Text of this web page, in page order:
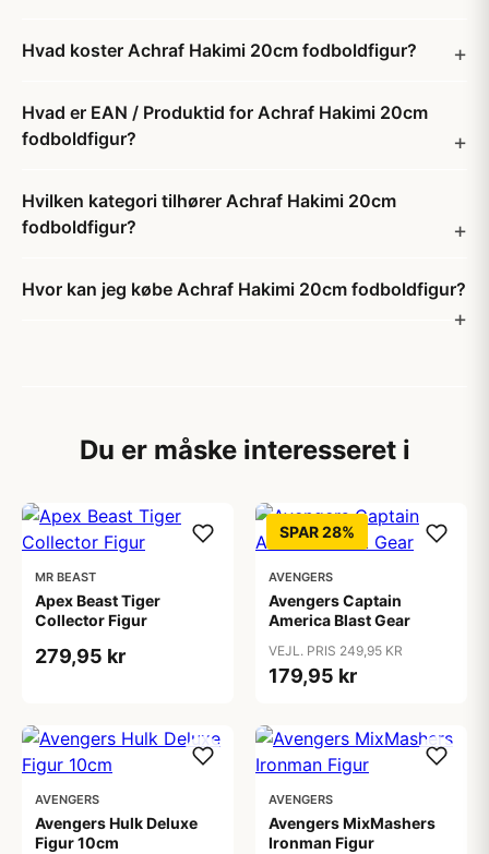
Hvad koster Achraf Hakimi 20cm fodboldfigur?
Hvad er EAN / Produktid for Achraf Hakimi 20cm
fodboldfigur?
Hvilken kategori tilhører Achraf Hakimi 20cm
fodboldfigur?
Hvor kan jeg købe Achraf Hakimi 20cm fodboldfigur?
Du er måske interesseret i
MR BEAST
Apex Beast Tiger
Collector Figur
279,95 kr
SPAR 28%
AVENGERS
Avengers Captain
America Blast Gear
VEJL. PRIS 249,95 KR
179,95 kr
AVENGERS
Avengers Hulk Deluxe
Figur 10cm
AVENGERS
Avengers MixMashers
Ironman Figur